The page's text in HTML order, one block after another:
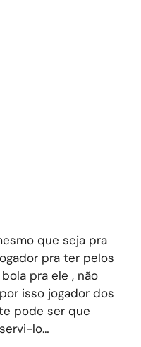
que seja pra
pra ter pelos
pra ele , não
isso jogador dos
pode ser que
lo…